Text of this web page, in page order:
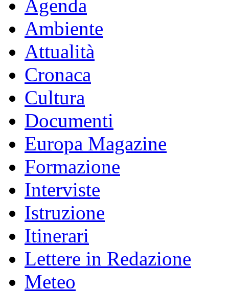
Agenda
Ambiente
Attualità
Cronaca
Cultura
Documenti
Europa Magazine
Formazione
Interviste
Istruzione
Itinerari
Lettere in Redazione
Meteo